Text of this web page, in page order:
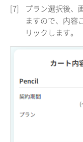
[7]
プラン選択後、
ますので、内容
リックします。